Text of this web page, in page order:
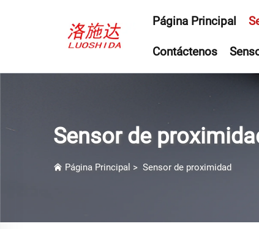
Página Principal
Contáctenos
Sensor de
Página Principal > Sensor de proximidad